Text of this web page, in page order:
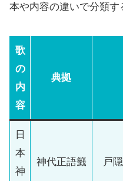
本や内容の違いで分類す
歌
の
内
容
典拠
日
本
神
神代正語籤 戸